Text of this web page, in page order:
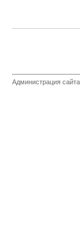
Администрация